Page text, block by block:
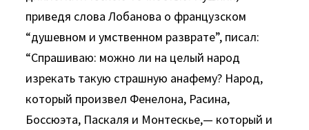
приведя слова Лобанова о французском
“душевном и умственном разврате”, писал:
“Спрашиваю: можно ли на целый народ
изрекать такую страшную анафему? Народ,
который произвел Фенелона, Расина,
Боссюэта, Паскаля и Монтескье,— который и